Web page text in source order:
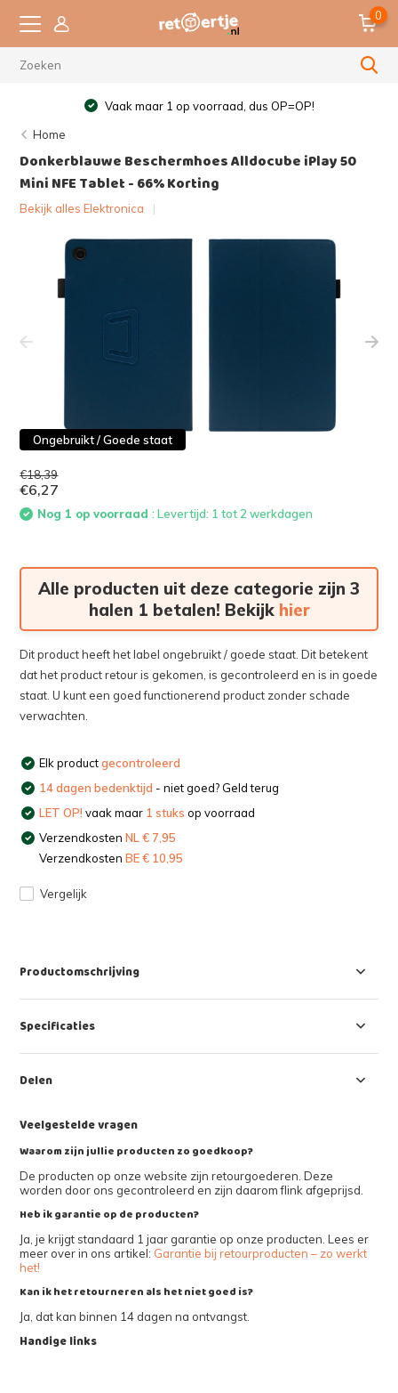
0
Vaak maar 1 op voorraad, dus OP=OP!
Home
Donkerblauwe Beschermhoes Alldocube iPlay 50
Mini NFE Tablet - 66% Korting
Bekijk alles Elektronica
Ongebruikt / Goede staat
€18,39
€6,27
Nog 1 op voorraad: Levertijd: 1 tot 2 werkdagen
Alle producten uit deze categorie zijn 3
halen 1 betalen! Bekijk hier
Dit product heeft het label ongebruikt / goede staat. Dit betekent
dat het product retour is gekomen, is gecontroleerd en is in goede
staat. U kunt een goed functionerend product zonder schade
verwachten.
Elk productgecontroleerd
14 dagen bedenktijd - niet goed? Geld terug
LET OP! vaak maar 1 stuks op voorraad
VerzendkostenNL € 7,95
VerzendkostenBE € 10,95
Vergelijk
Productomschrijving
Specificaties
Delen
Veelgestelde vragen
Waarom zijn jullie producten zo goedkoop?
De producten op onze website zijn retourgoederen. Deze
worden door ons gecontroleerd en zijn daarom flink afgeprijsd.
Heb ik garantie op de producten?
Ja, je krijgt standaard 1 jaar garantie op onze producten. Lees er
meer over in ons artikel: Garantie bij retourproducten – zo werkt
het!
Kan ik het retourneren als het niet goed is?
Ja, dat kan binnen 14 dagen na ontvangst.
Handige links